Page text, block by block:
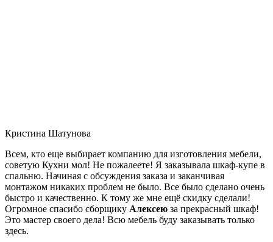
Кристина Шатунова
Всем, кто еще выбирает компанию для изготовления мебели,
советую Кухни мол! Не пожалеете! Я заказывала шкаф-купе в
спальню. Начиная с обсуждения заказа и заканчивая
монтажом никаких проблем не было. Все было сделано очень
быстро и качественно. К тому же мне ещё скидку сделали!
Огромное спасибо сборщику Алексею за прекрасный шкаф!
Это мастер своего дела! Всю мебель буду заказывать только
здесь.